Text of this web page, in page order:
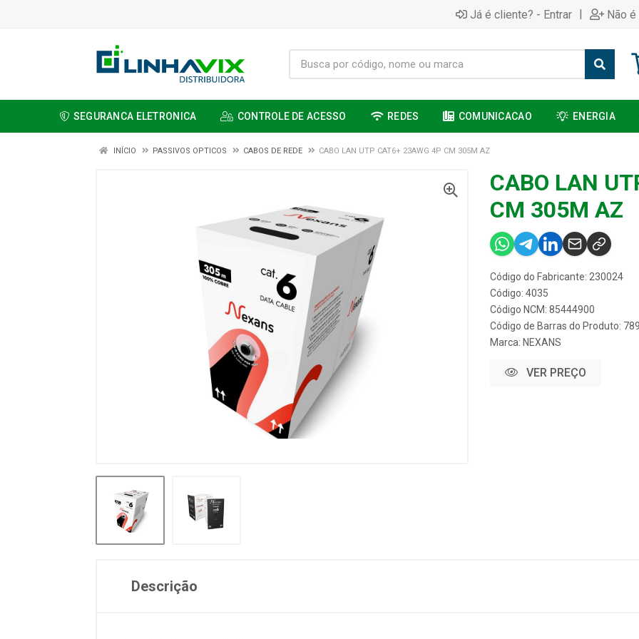
Já é cliente? - Entrar | Não
SEGURANCA ELETRONICA CONTROLE DE ACESSO REDES COMUNICACAO ENERGIA
INÍCIO PASSIVOS OPTICOS CABOS DE REDE CABO LAN UTP CAT6+ 23AWG 4P CM 305M AZ
CABO LAN
CM 305M AZ
Código do Fabricante: 230024
Código: 4035
Código NCM: 85444900
Código de Barras do Produto:
Marca: NEXANS
VER PREÇO
Descrição